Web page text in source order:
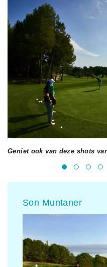
Geniet ook van deze shots
Son Muntaner